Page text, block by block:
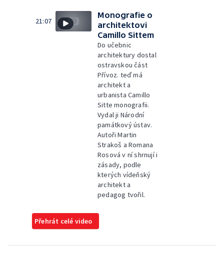
21:07
Monografie o
architektovi
Camillo Sittem
Do učebnic
architektury dostal
ostravskou část
Přívoz. teď má
architekt a
urbanista Camillo
Sitte monografii.
Vydal ji Národní
památkový ústav.
Autoři Martin
Strakoš a Romana
Rosová v ní shrnují i
zásady, podle
kterých vídeňský
architekt a
pedagog tvořil.
Přehrát celé video